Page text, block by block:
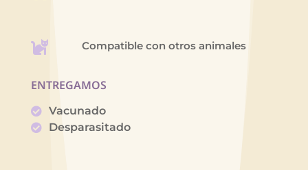
Compatible con otros animales
ENTREGAMOS
Vacunado
Desparasitado